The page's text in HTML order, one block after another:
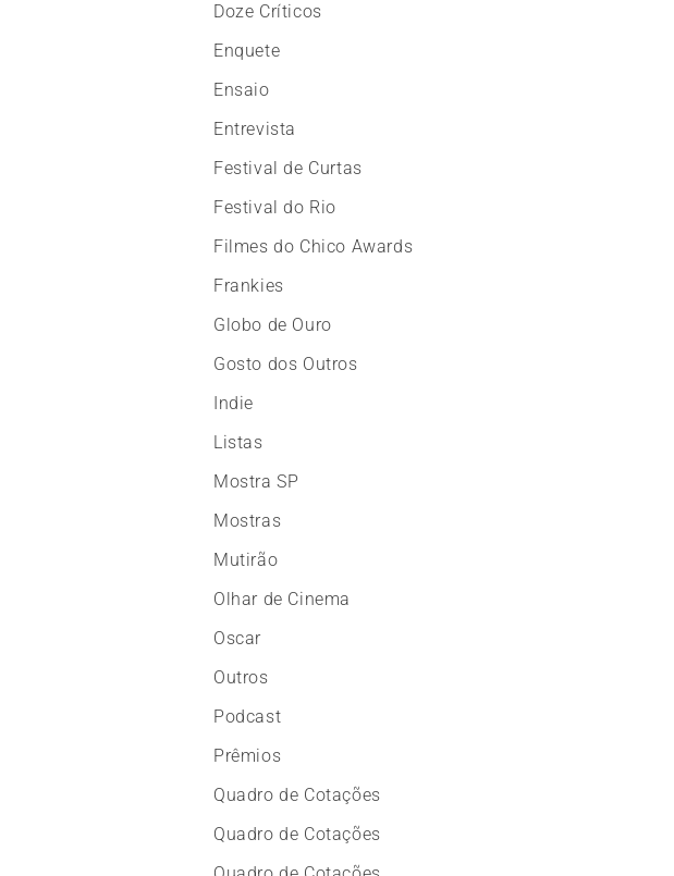
Doze Críticos
Enquete
Ensaio
Entrevista
Festival de Curtas
Festival do Rio
Filmes do Chico Awards
Frankies
Globo de Ouro
Gosto dos Outros
Indie
Listas
Mostra SP
Mostras
Mutirão
Olhar de Cinema
Oscar
Outros
Podcast
Prêmios
Quadro de Cotações
Quadro de Cotações